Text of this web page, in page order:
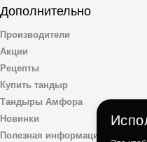
Дополнительно
Производители
Акции
Рецепты
Купить тандыр
Тандыры Амфора
Новинки
Полезная информация